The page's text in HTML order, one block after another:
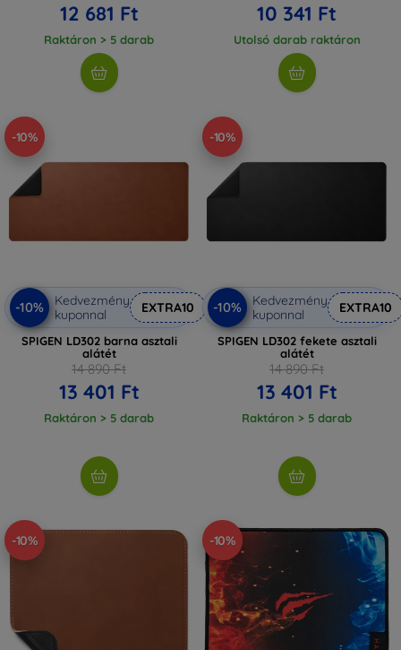
12 681 Ft
Raktáron > 5 darab
10 341 Ft
Utolsó darab raktáron
-10%
-10%
Kedvezmény
kuponnal
EXTRA10
SPIGEN LD302 barna asztali
alátét
14 890 Ft
13 401 Ft
Raktáron > 5 darab
-10%
-10%
Kedvezmény
kuponnal
EXTRA10
SPIGEN LD302 fekete asztali
alátét
14 890 Ft
13 401 Ft
Raktáron > 5 darab
-10% -10%